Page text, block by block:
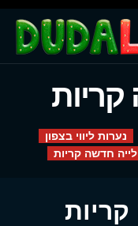
נערות ליווי בצפון
חדשה קריות